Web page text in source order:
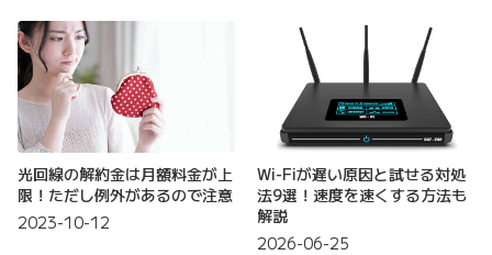
光回線の解約金は月額料金が上
限！ただし例外があるので注意
2023-10-12
Wi-Fiが遅い原因と試せる対処
法9選！速度を速くする方法も
解説
2026-06-25